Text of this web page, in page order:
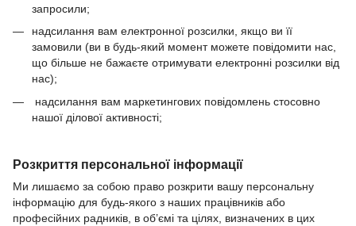
запросили;
надсилання вам електронної розсилки, якщо ви її
замовили (ви в будь-який момент можете повідомити нас,
що більше не бажаєте отримувати електронні розсилки від
нас);
надсилання вам маркетингових повідомлень стосовно
нашої ділової активності;
Розкриття персональної інформації
Ми лишаємо за собою право розкрити вашу персональну
інформацію для будь-якого з наших працівників або
професійних радників, в об’ємі та цілях, визначених в цих